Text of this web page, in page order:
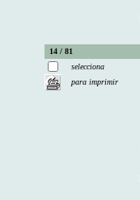
14 / 81
selecciona
para imprimir